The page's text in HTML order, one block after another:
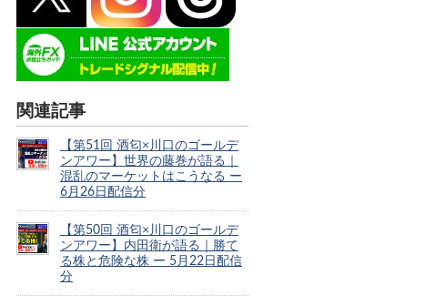
関連記事
【第51回 酒匂×川口のゴールデ
ンアワー】世界の藤巻が語る｜
混乱のマーケットはこうなる ー
6月26日配信分
【第50回 酒匂×川口のゴールデ
ンアワー】内田衛が語る｜勝て
る株と危険な株 ー 5月22日配信
分